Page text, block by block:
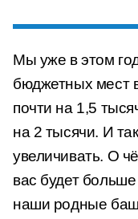
Мы уже в этом
бюджетных мест
почти на 1,5
на 2 тысячи. И
увеличивать. О
вас будет
наши родные